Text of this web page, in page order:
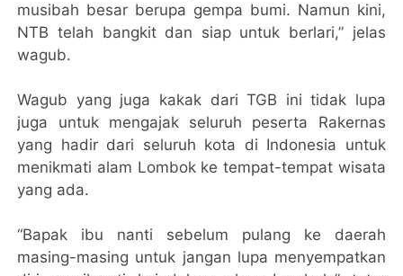
musibah besar berupa gempa bumi. Namun kini,
NTB telah bangkit dan siap untuk berlari,” jelas
wagub.
Wagub yang juga kakak dari TGB ini tidak lupa
juga untuk mengajak seluruh peserta Rakernas
yang hadir dari seluruh kota di Indonesia untuk
menikmati alam Lombok ke tempat-tempat wisata
yang ada.
“Bapak ibu nanti sebelum pulang ke daerah
masing-masing untuk jangan lupa menyempatkan